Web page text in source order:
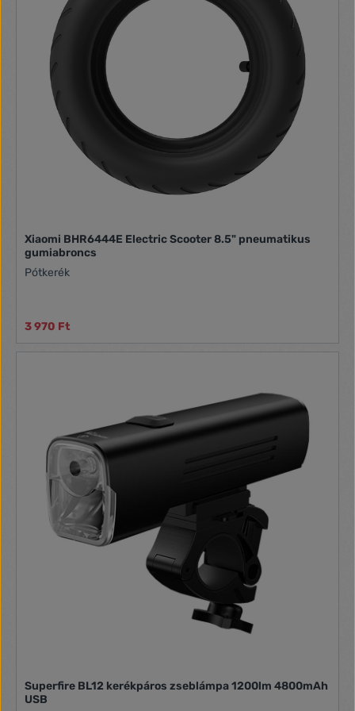
Xiaomi BHR6444E Electric Scooter 8.5" pneumatikus
gumiabroncs
Pótkerék
3 970 Ft
Superfire BL12 kerékpáros zseblámpa 1200lm 4800mAh
USB